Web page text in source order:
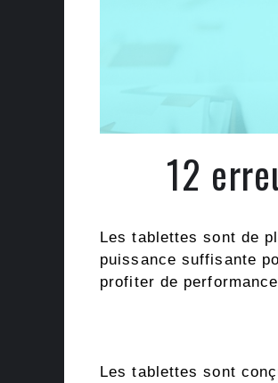
12
Les tablettes sont de
puissance suffisante
profiter de
Les tablettes sont